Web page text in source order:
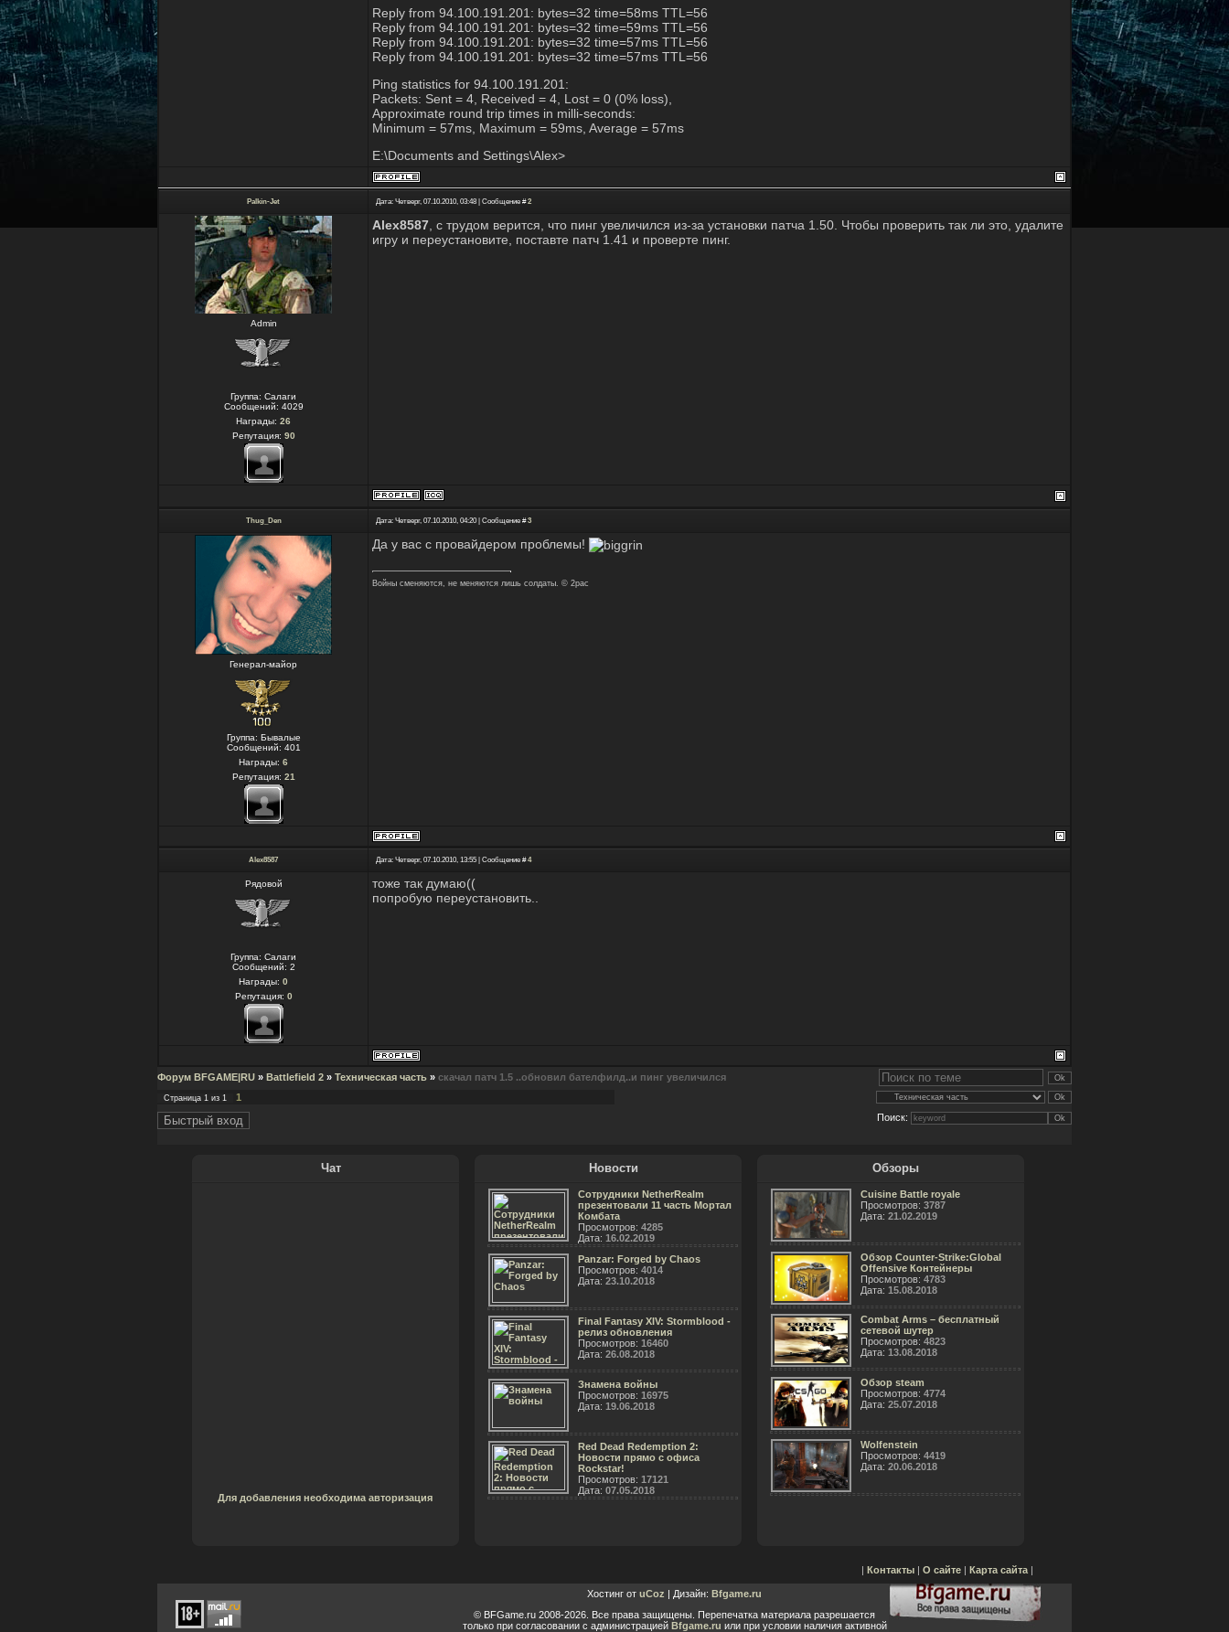
Reply from 94.100.191.201: bytes=32 time=58ms TTL=56
Reply from 94.100.191.201: bytes=32 time=59ms TTL=56
Reply from 94.100.191.201: bytes=32 time=57ms TTL=56
Reply from 94.100.191.201: bytes=32 time=57ms TTL=56
Ping statistics for 94.100.191.201:
Packets: Sent = 4, Received = 4, Lost = 0 (0% loss),
Approximate round trip times in milli-seconds:
Minimum = 57ms, Maximum = 59ms, Average = 57ms
E:\Documents and Settings\Alex>
Palkin-Jet Дата: Четверг, 07.10.2010, 03:48 | Сообщение #2
Admin
Группа: Салаги
Сообщений: 4029
Награды: 26
Репутация: 90
Alex8587 , с трудом верится, что пинг увеличился из-за установки патча 1.50. Чтобы проверить так ли это, удалите
игру и переустановите, поставте патч 1.41 и проверте пинг.
Thug_Den Дата: Четверг, 07.10.2010, 04:20 | Сообщение #3
Генерал-майор
Группа: Бывалые
Сообщений: 401
Награды: 6
Репутация: 21
Да у вас с провайдером проблемы!
Войны сменяются, не меняются лишь солдаты. © 2pac
Alex8587 Дата: Четверг, 07.10.2010, 13:55 | Сообщение #4
Рядовой
Группа: Салаги
Сообщений: 2
Награды: 0
Репутация: 0
тоже так думаю((
попробую переустановить..
Форум BFGAME|RU » Battlefield 2 » Техническая часть » скачал патч 1.5 ..обновил бателфилд..и пинг увеличился
Страница 1 из 1
1
Поиск:
Чат
Для добавления необходима авторизация
Новости
Сотрудники NetherRealm
презентовали 11 часть Мортал
Комбата
Просмотров: 4285
Дата: 16.02.2019
Panzar: Forged by Chaos
Просмотров: 4014
Дата: 23.10.2018
Final Fantasy XIV: Stormblood -
релиз обновления
Просмотров: 16460
Дата: 26.08.2018
Знамена войны
Просмотров: 16975
Дата: 19.06.2018
Red Dead Redemption 2:
Новости прямо с офиса
Rockstar!
Просмотров: 17121
Дата: 07.05.2018
Обзоры
Cuisine Battle royale
Просмотров: 3787
Дата: 21.02.2019
Обзор Counter-Strike:Global
Offensive Контейнеры
Просмотров: 4783
Дата: 15.08.2018
Combat Arms – бесплатный
сетевой шутер
Просмотров: 4823
Дата: 13.08.2018
Обзор steam
Просмотров: 4774
Дата: 25.07.2018
Wolfenstein
Просмотров: 4419
Дата: 20.06.2018
| Контакты | О сайте | Карта сайта |
Хостинг от uCoz | Дизайн: Bfgame.ru
© BFGame.ru 2008-2026. Все права защищены. Перепечатка материала разрешается
только при согласовании с администрацией Bfgame.ru или при условии наличия активной